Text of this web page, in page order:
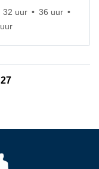
32 uur
36 uur
27